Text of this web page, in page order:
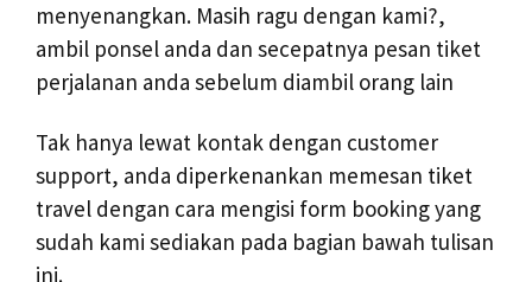
menyenangkan. Masih ragu dengan kami?,
ambil ponsel anda dan secepatnya pesan tiket
perjalanan anda sebelum diambil orang lain
Tak hanya lewat kontak dengan customer
support, anda diperkenankan memesan tiket
travel dengan cara mengisi form booking yang
sudah kami sediakan pada bagian bawah tulisan
ini.